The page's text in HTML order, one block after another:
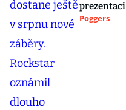
prezentaci
Poggers